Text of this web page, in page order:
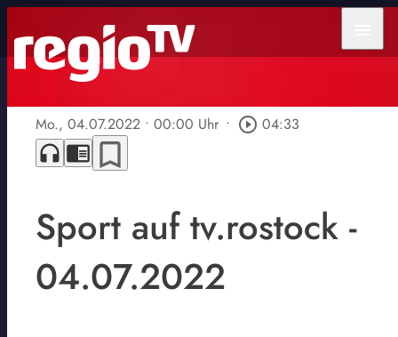
Mo., 04.07.2022 • 00:00 Uhr • play_circle_outline 04:33
headphones chrome_reader_mode bookmark_border
Sport auf tv.rostock -
04.07.2022